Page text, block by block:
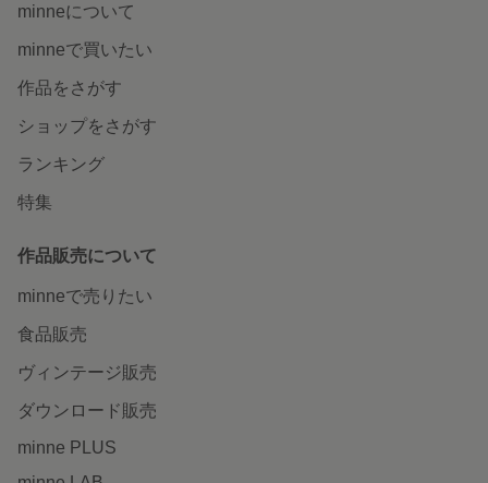
minneについて
minneで買いたい
作品をさがす
ショップをさがす
ランキング
特集
作品販売について
minneで売りたい
食品販売
ヴィンテージ販売
ダウンロード販売
minne PLUS